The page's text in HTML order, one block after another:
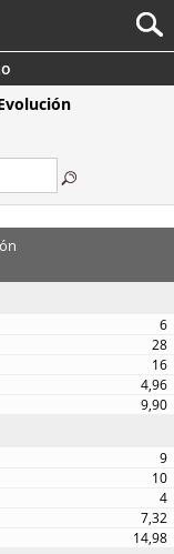
6
28
16
4,96
9,90
9
10
4
7,32
14,98